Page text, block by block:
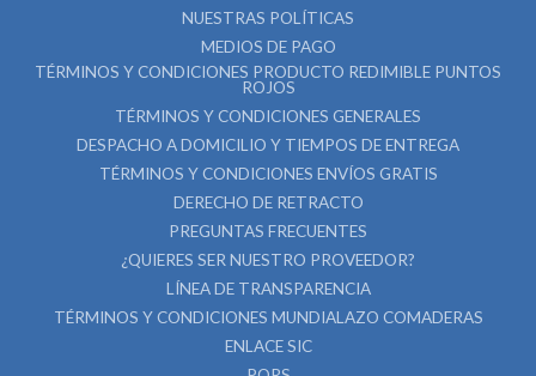
NUESTRAS POLÍTICAS
MEDIOS DE PAGO
TÉRMINOS Y CONDICIONES PRODUCTO REDIMIBLE PUNTOS
ROJOS
TÉRMINOS Y CONDICIONES GENERALES
DESPACHO A DOMICILIO Y TIEMPOS DE ENTREGA
TÉRMINOS Y CONDICIONES ENVÍOS GRATIS
DERECHO DE RETRACTO
PREGUNTAS FRECUENTES
¿QUIERES SER NUESTRO PROVEEDOR?
LÍNEA DE TRANSPARENCIA
TÉRMINOS Y CONDICIONES MUNDIALAZO COMADERAS
ENLACE SIC